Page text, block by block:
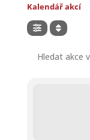
Kalendář akcí